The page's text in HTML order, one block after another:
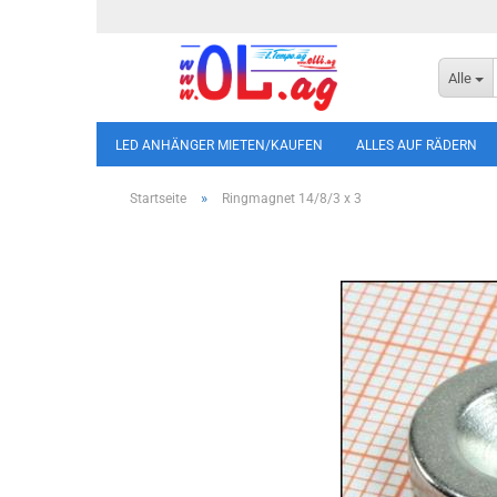
Alle
LED ANHÄNGER MIETEN/KAUFEN ALLES AUF RÄDERN
Startseite » Ringmagnet 14/8/3 x 3